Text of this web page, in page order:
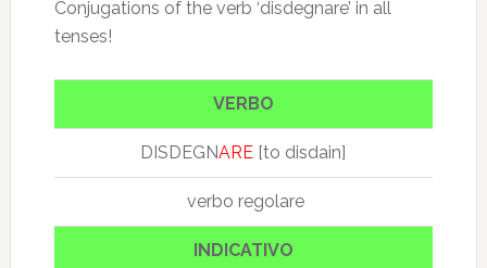
Conjugations of the verb ‘disdegnare’ in all
tenses!
VERBO
DISDEGNARE [to disdain]
verbo regolare
INDICATIVO